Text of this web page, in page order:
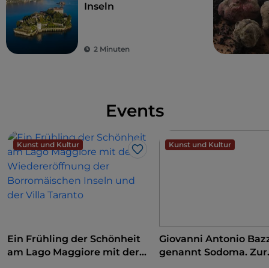
Inseln
2 Minuten
Events
Kunst und Kultur
Like
Ein Frühling der Schönheit
am Lago Maggiore mit der
Kunst und Kultur
Giovanni Antonio
genannt Sodoma. Zur